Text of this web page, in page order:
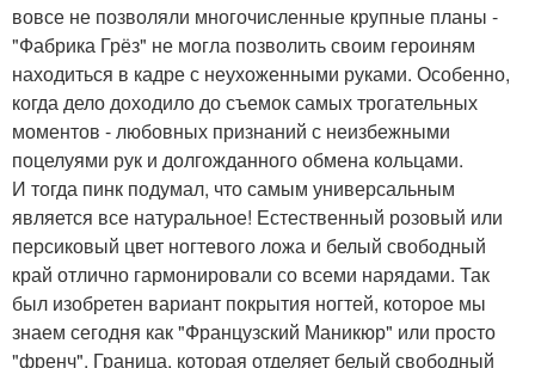
вовсе не позволяли многочисленные крупные планы -
"Фабрика Грёз" не могла позволить своим героиням
находиться в кадре с неухоженными руками. Особенно,
когда дело доходило до съемок самых трогательных
моментов - любовных признаний с неизбежными
поцелуями рук и долгожданного обмена кольцами.
И тогда пинк подумал, что самым универсальным
является все натуральное! Естественный розовый или
персиковый цвет ногтевого ложа и белый свободный
край отлично гармонировали со всеми нарядами. Так
был изобретен вариант покрытия ногтей, которое мы
знаем сегодня как "Французский Маникюр" или просто
"френч". Граница, которая отделяет белый свободный